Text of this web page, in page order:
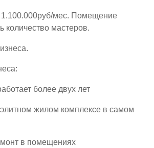
мес. Помещение
количество мастеров.
более двух лет
жилом комплексе в самом
в помещениях